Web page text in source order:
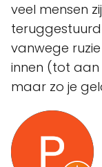
veel mensen
vanwege
innen (tot
maar zo je